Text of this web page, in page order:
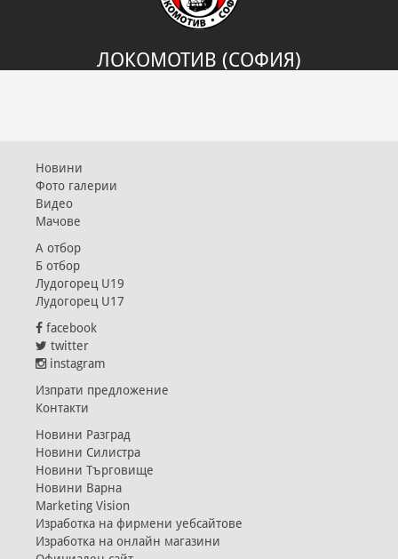
ЛОКОМОТИВ (СОФИЯ)
Новини
Фото галерии
Видео
Мачове
А отбор
Б отбор
Лудогорец U19
Лудогорец U17
facebook
twitter
instagram
Изпрати предложение
Контакти
Новини Разград
Новини Силистра
Новини Търговище
Новини Варна
Marketing Vision
Изработка на фирмени уебсайтове
Изработка на онлайн магазини